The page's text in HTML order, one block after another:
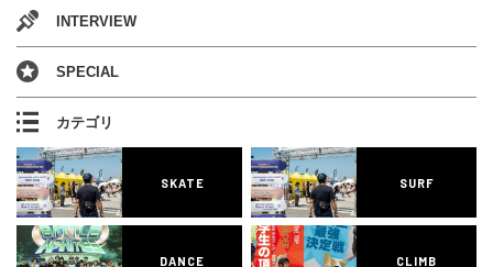
INTERVIEW
SPECIAL
カテゴリ
SKATE SURF
DANCE CLIMB